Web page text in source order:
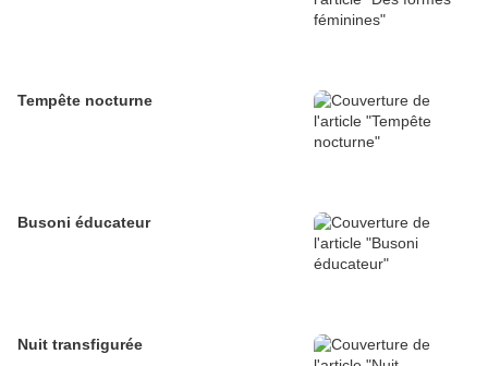
Tempête nocturne
Busoni éducateur
Nuit transfigurée